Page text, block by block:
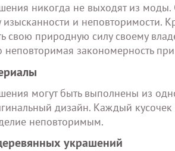
никогда не выходят из
и неповторимости.
свою природную силу своему
неповторимая закономерность
могут быть выполнены из
дизайн. Каждый
неповторимым.
украшений